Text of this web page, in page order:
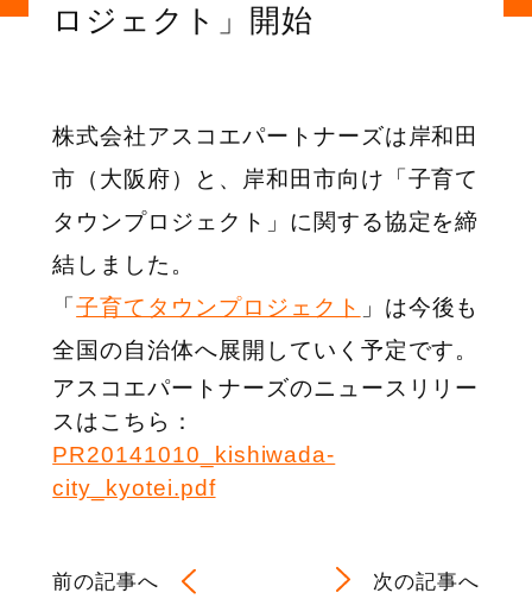
ロジェクト」開始
株式会社アスコエパートナーズは岸和田
市（大阪府）と、岸和田市向け「子育て
タウンプロジェクト」に関する協定を締
結しました。
「子育てタウンプロジェクト 」は今後も
全国の自治体へ展開していく予定です。
アスコエパートナーズのニュースリリー
スはこちら：
PR20141010_kishiwada-
city_kyotei.pdf
前の記事へ 次の記事へ